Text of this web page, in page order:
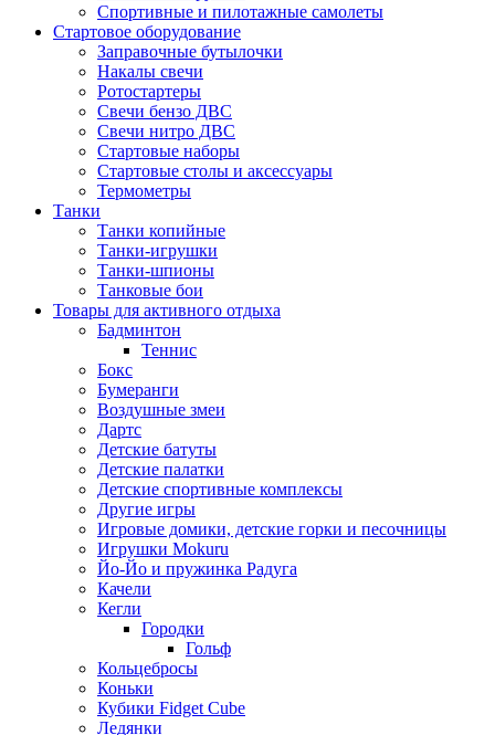
Спортивные и пилотажные самолеты
Стартовое оборудование
Заправочные бутылочки
Накалы свечи
Ротостартеры
Свечи бензо ДВС
Свечи нитро ДВС
Стартовые наборы
Стартовые столы и аксессуары
Термометры
Танки
Танки копийные
Танки-игрушки
Танки-шпионы
Танковые бои
Товары для активного отдыха
Бадминтон
Теннис
Бокс
Бумеранги
Воздушные змеи
Дартс
Детские батуты
Детские палатки
Детские спортивные комплексы
Другие игры
Игровые домики, детские горки и песочницы
Игрушки Mokuru
Йо-Йо и пружинка Радуга
Качели
Кегли
Городки
Гольф
Кольцебросы
Коньки
Кубики Fidget Cube
Ледянки